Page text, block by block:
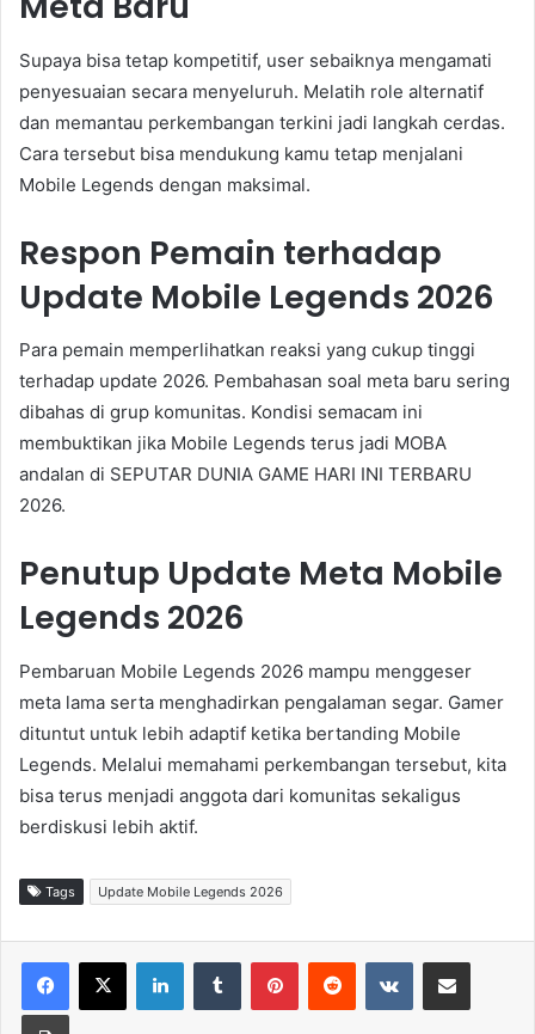
Supaya bisa tetap kompetitif, user sebaiknya mengamati
penyesuaian secara menyeluruh. Melatih role alternatif
dan memantau perkembangan terkini jadi langkah cerdas.
Cara tersebut bisa mendukung kamu tetap menjalani
Mobile Legends dengan maksimal.
Respon Pemain terhadap
Update Mobile Legends 2026
Para pemain memperlihatkan reaksi yang cukup tinggi
terhadap update 2026. Pembahasan soal meta baru sering
dibahas di grup komunitas. Kondisi semacam ini
membuktikan jika Mobile Legends terus jadi MOBA
andalan di SEPUTAR DUNIA GAME HARI INI TERBARU
2026.
Penutup Update Meta Mobile
Legends 2026
Pembaruan Mobile Legends 2026 mampu menggeser
meta lama serta menghadirkan pengalaman segar. Gamer
dituntut untuk lebih adaptif ketika bertanding Mobile
Legends. Melalui memahami perkembangan tersebut, kita
bisa terus menjadi anggota dari komunitas sekaligus
berdiskusi lebih aktif.
Tags Update Mobile Legends 2026